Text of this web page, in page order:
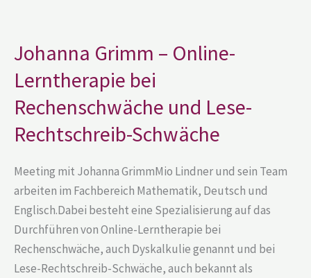
Johanna Grimm – Online-
Lerntherapie bei
Rechenschwäche und Lese-
Rechtschreib-Schwäche
Meeting mit Johanna GrimmMio Lindner und sein Team
arbeiten im Fachbereich Mathematik, Deutsch und
Englisch.Dabei besteht eine Spezialisierung auf das
Durchführen von Online-Lerntherapie bei
Rechenschwäche, auch Dyskalkulie genannt und bei
Lese-Rechtschreib-Schwäche, auch bekannt als
Online-
Lerntherapie
Rechenschwäche
und
Lese-
Rechtschreib-
Schwäche